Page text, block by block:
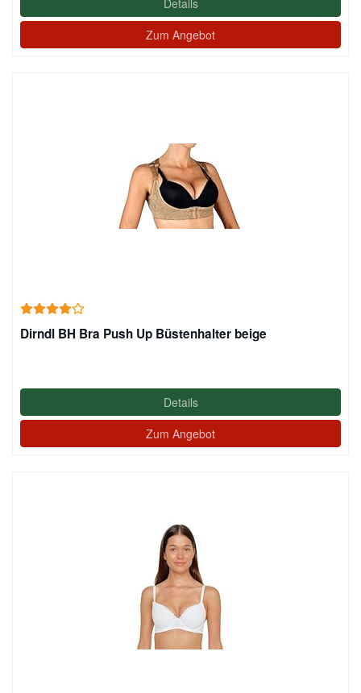
Details
Zum Angebot
Dirndl BH Bra Push Up Büstenhalter beige
Details
Zum Angebot